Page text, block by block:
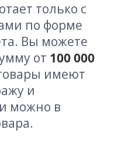
только с
по форме
Вы можете
от 100 000
имеют
и
можно в